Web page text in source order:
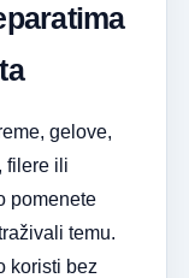
gelove,
filere ili
pomenete
temu.
koristi bez